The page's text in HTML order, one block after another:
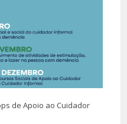
de Apoio ao Cuidador